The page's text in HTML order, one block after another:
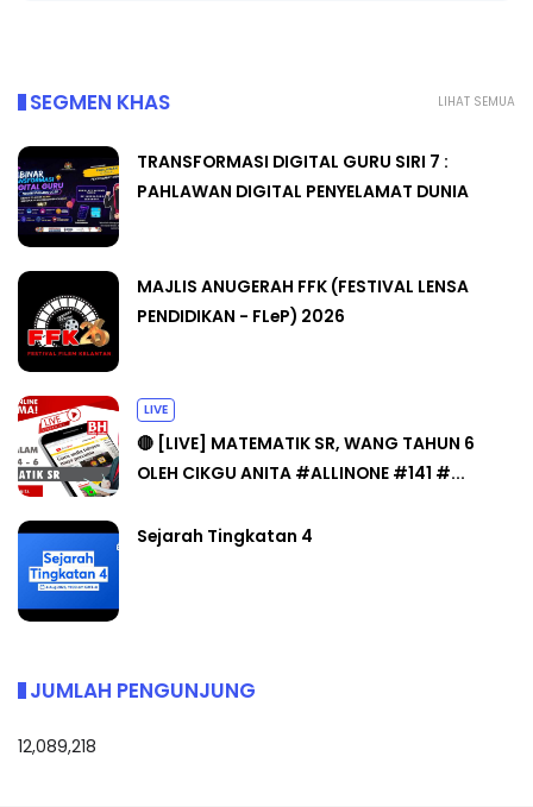
LIHAT SEMUA
SEGMEN KHAS
TRANSFORMASI DIGITAL GURU SIRI 7 :
PAHLAWAN DIGITAL PENYELAMAT DUNIA
MAJLIS ANUGERAH FFK (FESTIVAL LENSA
PENDIDIKAN - FLeP) 2026
LIVE
🔴 [LIVE] MATEMATIK SR, WANG TAHUN 6
OLEH CIKGU ANITA #ALLINONE #141 #...
Sejarah Tingkatan 4
JUMLAH PENGUNJUNG
12,089,218